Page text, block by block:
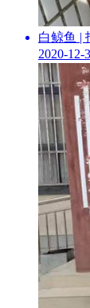
白鲸鱼 |
2020-12-